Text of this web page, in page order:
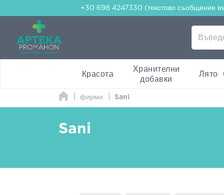
+30 698 4247330 (текстово съобщение
Красота
Хранителни
добавки
Лято
фирми Sani
Sani